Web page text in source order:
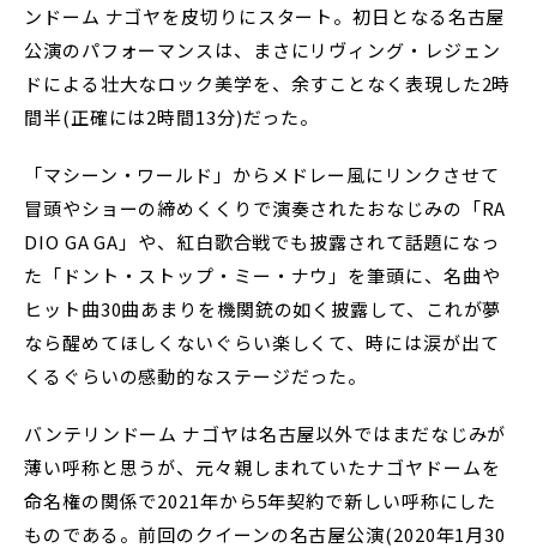
ンドーム ナゴヤを皮切りにスタート。初日となる名古屋
公演のパフォーマンスは、まさにリヴィング・レジェン
ドによる壮大なロック美学を、余すことなく表現した2時
間半(正確には2時間13分)だった。
「マシーン・ワールド」からメドレー風にリンクさせて
冒頭やショーの締めくくりで演奏されたおなじみの「RA
DIO GA GA」や、紅白歌合戦でも披露されて話題になっ
た「ドント・ストップ・ミー・ナウ」を筆頭に、名曲や
ヒット曲30曲あまりを機関銃の如く披露して、これが夢
なら醒めてほしくないぐらい楽しくて、時には涙が出て
くるぐらいの感動的なステージだった。
バンテリンドーム ナゴヤは名古屋以外ではまだなじみが
薄い呼称と思うが、元々親しまれていたナゴヤドームを
命名権の関係で2021年から5年契約で新しい呼称にした
ものである。前回のクイーンの名古屋公演(2020年1月30